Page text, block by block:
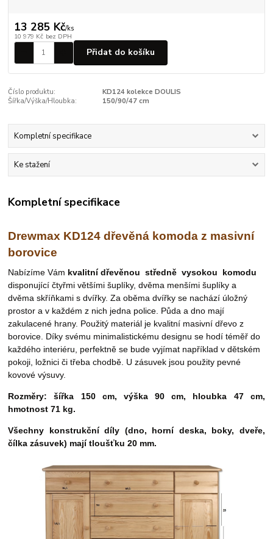
13 285 Kč/ks
10 979 Kč bez DPH
Přidat do košíku
Číslo produktu:
KD124 kolekce DOULIS
Šířka/Výška/Hloubka:
150/90/47 cm
Kompletní specifikace
Ke stažení
Kompletní specifikace
Drewmax KD124 dřevěná komoda z masivní
borovice
Nabízíme Vám kvalitní dřevěnou středně vysokou komodu
disponující čtyřmi většími šuplíky, dvěma menšími šuplíky a
dvěma skříňkami s dvířky. Za oběma dvířky se nachází úložný
prostor a v každém z nich jedna police. Půda a dno mají
zakulacené hrany. Použitý materiál je kvalitní masivní dřevo z
borovice. Díky svému minimalistickému designu se hodí téměř do
každého interiéru , perfektně se bude vyjímat například v dětském
pokoji, ložnici či třeba chodbě. U zásuvek jsou použity pevné
kovové výsuvy.
Rozměry: šířka 150 cm, výška 90 cm, hloubka 47 cm,
hmotnost 71 kg.
Všechny konstrukční díly (dno, horní deska, boky, dveře,
čílka zásuvek) mají tloušťku 20 mm.